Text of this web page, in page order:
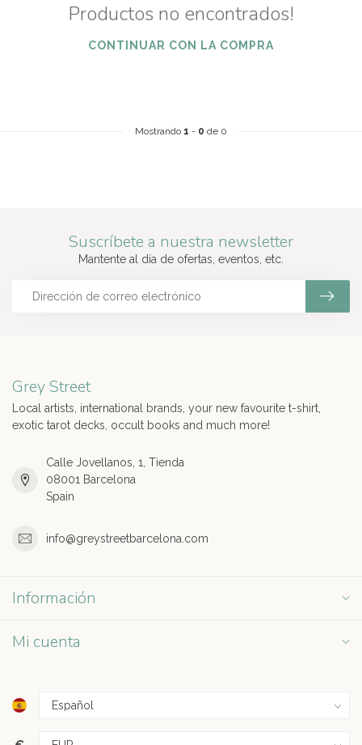
Productos no encontrados!
CONTINUAR CON LA COMPRA
Mostrando 1 - 0 de 0
Suscríbete a nuestra newsletter
Mantente al día de ofertas, eventos, etc.
Grey Street
Local artists, international brands, your new favourite t-shirt,
exotic tarot decks, occult books and much more!
Calle Jovellanos, 1, Tienda
08001 Barcelona
Spain
info@greystreetbarcelona.com
Información
Mi cuenta